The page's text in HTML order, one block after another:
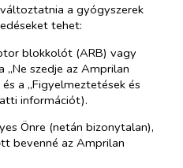
a gyógyszerek
tehet:
blokkolót (ARB) vagy
„Ne szedje az Amprilan
a „Figyelmeztetések és
információt).
Önre (netán bizonytalan),
bevenné az Amprilan